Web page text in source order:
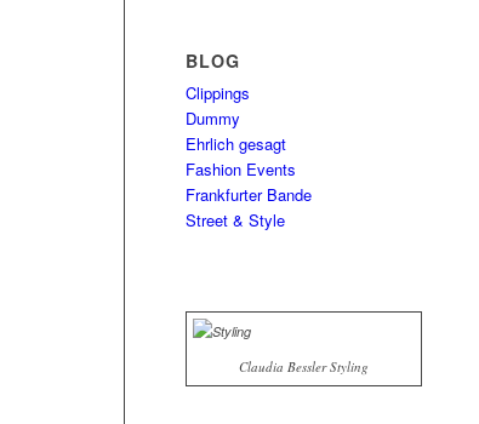
BLOG
Clippings
Dummy
Ehrlich gesagt
Fashion Events
Frankfurter Bande
Street & Style
Claudia Bessler Styling